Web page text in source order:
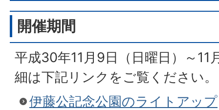
開催期間
平成30年11月9日（日曜日）～11
細は下記リンクをご覧ください。
伊藤公記念公園のライトアップ